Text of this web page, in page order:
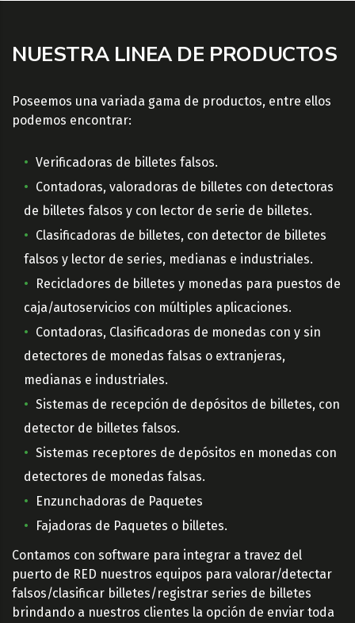
NUESTRA LINEA DE PRODUCTOS
Poseemos una variada gama de productos, entre ellos
podemos encontrar:
Verificadoras de billetes falsos.
Contadoras, valoradoras de billetes con detectoras
de billetes falsos y con lector de serie de billetes.
Clasificadoras de billetes, con detector de billetes
falsos y lector de series, medianas e industriales.
Recicladores de billetes y monedas para puestos de
caja/autoservicios con múltiples aplicaciones.
Contadoras, Clasificadoras de monedas con y sin
detectores de monedas falsas o extranjeras,
medianas e industriales.
Sistemas de recepción de depósitos de billetes, con
detector de billetes falsos.
Sistemas receptores de depósitos en monedas con
detectores de monedas falsas.
Enzunchadoras de Paquetes
Fajadoras de Paquetes o billetes.
Contamos con software para integrar a travez del
puerto de RED nuestros equipos para valorar/detectar
falsos/clasificar billetes/registrar series de billetes
brindando a nuestros clientes la opción de enviar toda